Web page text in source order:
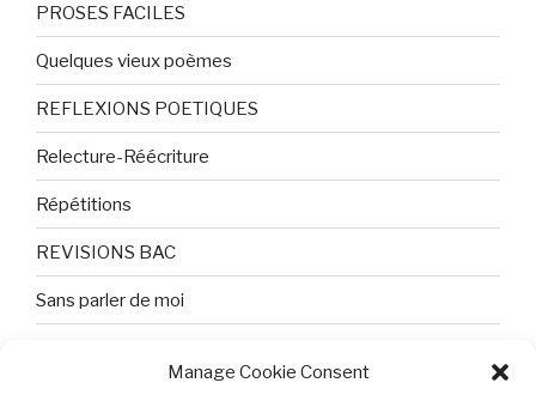
Manage Cookie Consent
PROSES FACILES
Quelques vieux poèmes
REFLEXIONS POETIQUES
Relecture-Réécriture
Répétitions
REVISIONS BAC
Sans parler de moi